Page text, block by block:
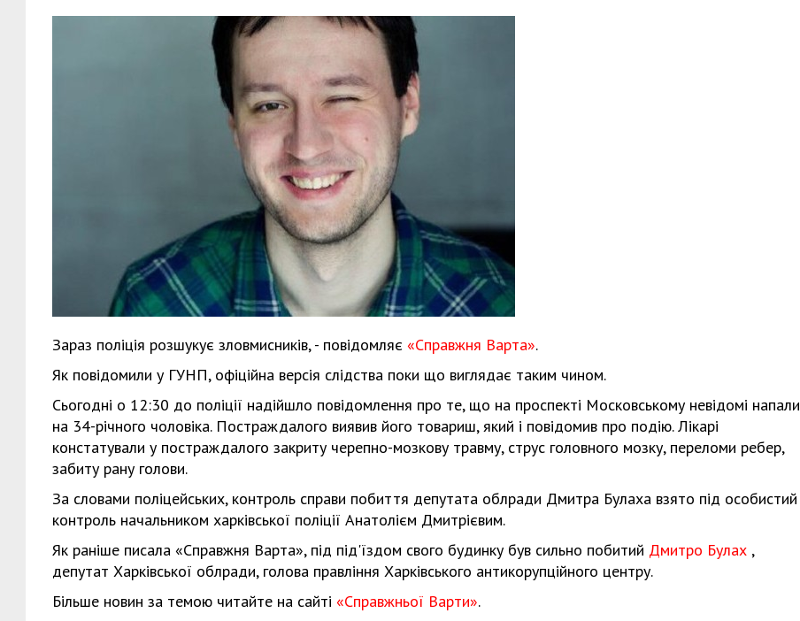
Зараз поліція розшукує зловмисників, - повідомляє «Справжня Варта».
Як повідомили у ГУНП, офіційна версія слідства поки що виглядає таким чином.
Сьогодні о 12:30 до поліції надійшло повідомлення про те, що на проспекті Московському невідомі напали
на 34-річного чоловіка. Постраждалого виявив його товариш, який і повідомив про подію. Лікарі
констатували у постраждалого закриту черепно-мозкову травму, струс головного мозку, переломи ребер,
забиту рану голови.
За словами поліцейських, контроль справи побиття депутата облради Дмитра Булаха взято під особистий
контроль начальником харківської поліції Анатолієм Дмитрієвим.
Як раніше писала «Справжня Варта», під під'їздом свого будинку був сильно побитий Дмитро Булах ,
депутат Харківської облради, голова правління Харківського антикорупційного центру.
Більше новин за темою читайте на сайті «Справжньої Варти».